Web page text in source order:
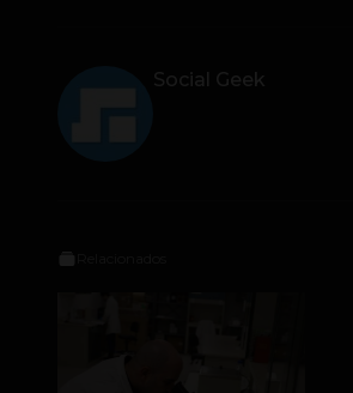
Social Geek